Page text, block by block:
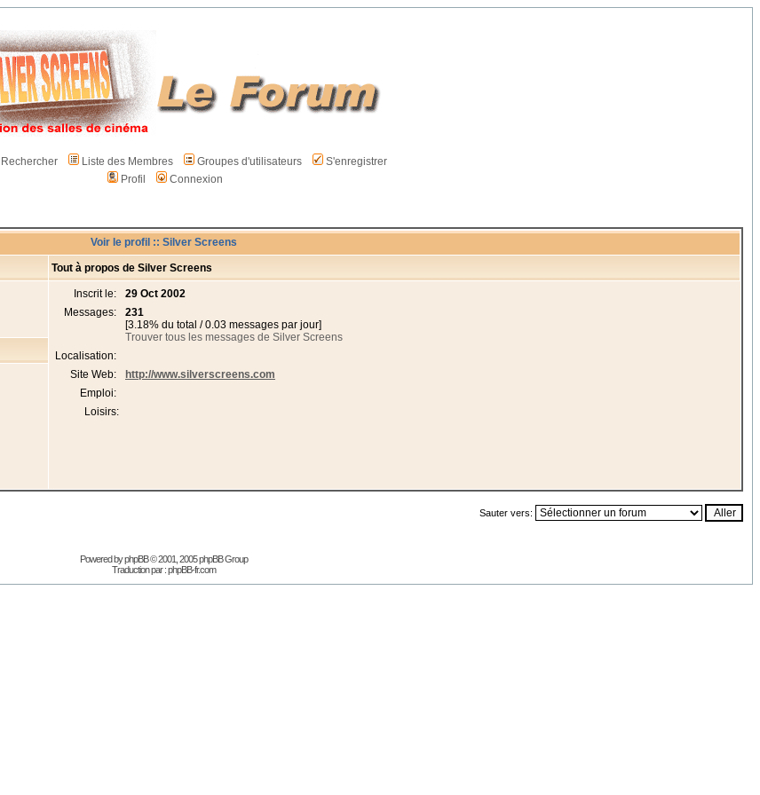
Rechercher Liste des Membres Groupes d'utilisateurs
S'enregistrer
Profil
Connexion
Voir le profil :: Silver Screens
Tout à propos de Silver Screens
Inscrit le:
29 Oct 2002
Messages:
231
[3.18% du total / 0.03 messages par jour]
Trouver tous les messages de Silver Screens
Localisation:
Site Web:
http://www.silverscreens.com
Emploi:
Loisirs:
Sauter vers:
Powered byphpBB© 2001, 2005 phpBB Group
Traduction par :phpBB-fr.com